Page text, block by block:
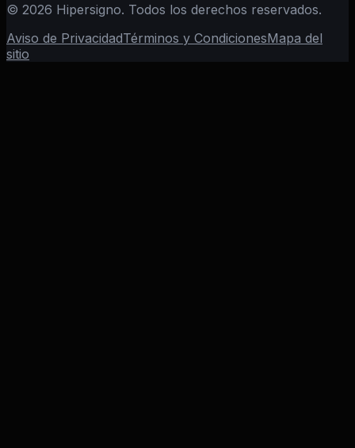
© 2026 Hipersigno. Todos los derechos reservados.
Aviso de PrivacidadTérminos y CondicionesMapa del
sitio